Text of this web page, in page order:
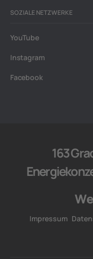
SOZIALE NETZWERKE
YouTube
Instagram
Facebook
163
Impressum